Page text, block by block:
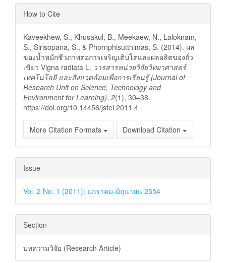
Article
Details
How to Cite
Kaveekhew, S., Khusakul, B., Meekaew, N., Laloknam,
S., Sirisopana, S., & Phornphisutthimas, S. (2014). ผล
ของน้ำหมักชีวภาพต่อการเจริญเติบโตและผลผลิตของถั่ว
เขียว Vigna radiata L. วารสารหน่วยวิจัยวิทยาศาสตร์
เทคโนโลยี และสิ่งแวดล้อมเพื่อการเรียนรู้ (Journal of
Research Unit on Science, Technology and
Environment for Learning), 2(1), 30–38.
https://doi.org/10.14456/jstel.2011.4
More Citation Formats Download Citation
Issue
Vol. 2 No. 1 (2011): มกราคม-มิถุนายน 2554
Section
บทความวิจัย (Research Article)